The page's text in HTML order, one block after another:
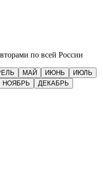
по всей России
МАЙ ИЮНЬ
ИЮЛЬ
НОЯБРЬ ДЕКАБРЬ